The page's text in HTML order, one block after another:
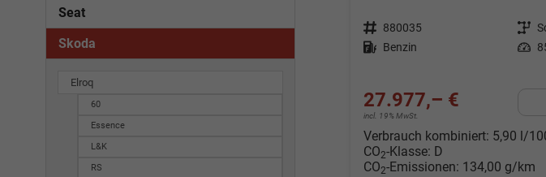
Fahrzeugnr. 880035 Getriebe
Kraftstoff Benzin Leistung
27.977,– €
incl. 19% MwSt.
Verbrauch kombiniert: 5,90 l/
CO2-Klasse: D
CO2-Emissionen: 134,00 g/km
Seat
Skoda
Elroq
60
Essence
L&K
RS